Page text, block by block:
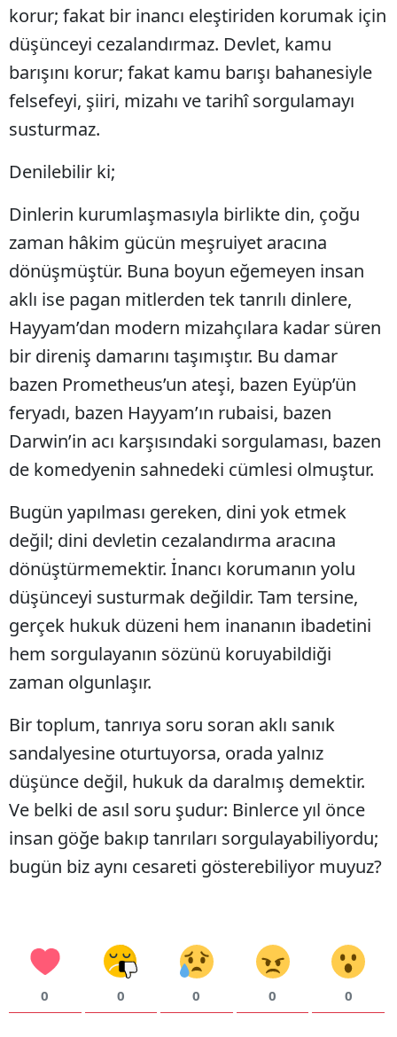
korur; fakat bir inancı eleştiriden korumak için
düşünceyi cezalandırmaz. Devlet, kamu
barışını korur; fakat kamu barışı bahanesiyle
felsefeyi, şiiri, mizahı ve tarihî sorgulamayı
susturmaz.
Denilebilir ki;
Dinlerin kurumlaşmasıyla birlikte din, çoğu
zaman hâkim gücün meşruiyet aracına
dönüşmüştür. Buna boyun eğemeyen insan
aklı ise pagan mitlerden tek tanrılı dinlere,
Hayyam’dan modern mizahçılara kadar süren
bir direniş damarını taşımıştır. Bu damar
bazen Prometheus’un ateşi, bazen Eyüp’ün
feryadı, bazen Hayyam’ın rubaisi, bazen
Darwin’in acı karşısındaki sorgulaması, bazen
de komedyenin sahnedeki cümlesi olmuştur.
Bugün yapılması gereken, dini yok etmek
değil; dini devletin cezalandırma aracına
dönüştürmemektir. İnancı korumanın yolu
düşünceyi susturmak değildir. Tam tersine,
gerçek hukuk düzeni hem inananın ibadetini
hem sorgulayanın sözünü koruyabildiği
zaman olgunlaşır.
Bir toplum, tanrıya soru soran aklı sanık
sandalyesine oturtuyorsa, orada yalnız
düşünce değil, hukuk da daralmış demektir.
Ve belki de asıl soru şudur: Binlerce yıl önce
insan göğe bakıp tanrıları sorgulayabiliyordu;
bugün biz aynı cesareti gösterebiliyor muyuz?
0 0 0 0 0